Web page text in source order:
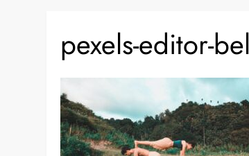
pexels-editor-